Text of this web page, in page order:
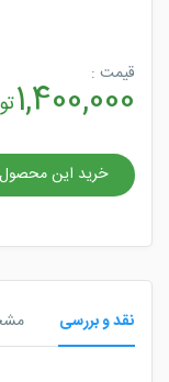
قیمت :
1,400,000
خرید این
نقد و بررسی